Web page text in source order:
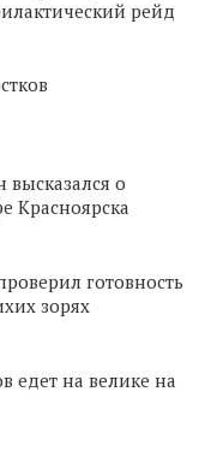
рейд
о
Красноярска
готовность
зорях
едет на велике на